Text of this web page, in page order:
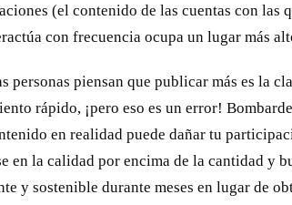
(el contenido de las cuentas con las
con frecuencia ocupa un lugar más
personas piensan que publicar más es la
rápido, ¡pero eso es un error!
en realidad puede dañar tu
en la calidad por encima de la cantidad y
y sostenible durante meses en lugar de